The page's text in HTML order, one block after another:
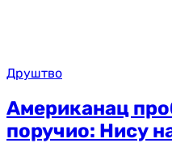
Друштво
Американац
поручио: Нису